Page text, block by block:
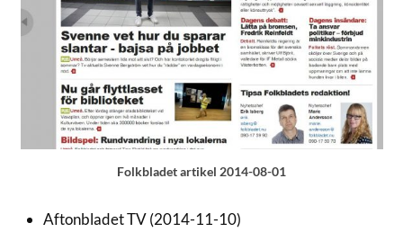
Folkbladet artikel 2014-08-01
Aftonbladet TV (2014-11-10)